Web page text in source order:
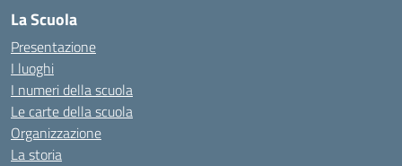
La Scuola
Presentazione
I luoghi
I numeri della scuola
Le carte della scuola
Organizzazione
La storia